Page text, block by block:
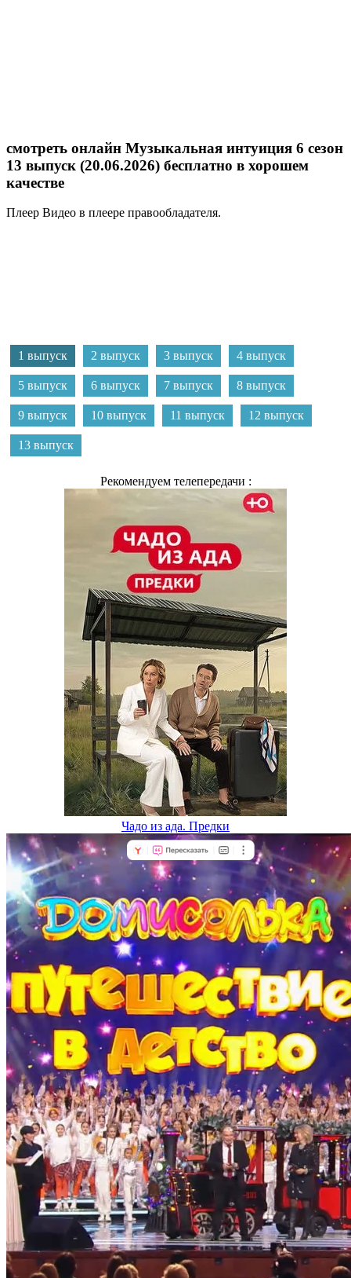
смотреть онлайн Музыкальная интуиция 6 сезон
13 выпуск (20.06.2026) бесплатно в хорошем
качестве
Плеер Видео в плеере правообладателя.
1 выпуск 2 выпуск 3 выпуск 4 выпуск
5 выпуск 6 выпуск 7 выпуск 8 выпуск
9 выпуск 10 выпуск 11 выпуск 12 выпуск
13 выпуск
Рекомендуем телепередачи :
Чадо из ада. Предки